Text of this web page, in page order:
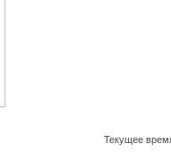
Текущее